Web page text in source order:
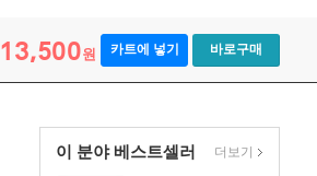
13,500원 카트에 넣기 바로구매
이 분야 베스트셀러 더보기